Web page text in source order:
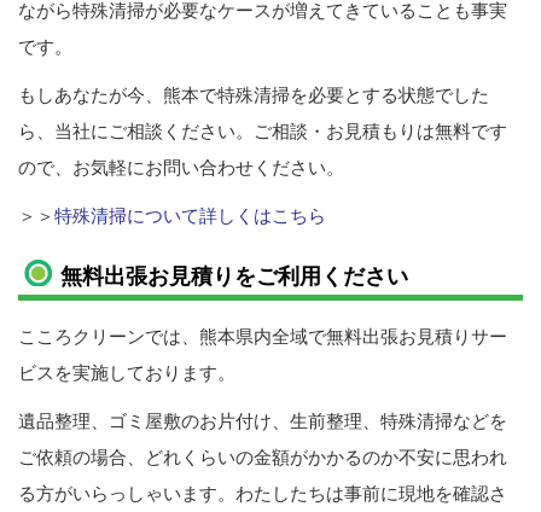
ながら特殊清掃が必要なケースが増えてきていることも事実
です。
もしあなたが今、熊本で特殊清掃を必要とする状態でした
ら、当社にご相談ください。ご相談・お見積もりは無料です
ので、お気軽にお問い合わせください。
＞＞ 特殊清掃について詳しくはこちら
無料出張お見積りをご利用ください
こころクリーンでは、熊本県内全域で無料出張お見積りサー
ビスを実施しております。
遺品整理、ゴミ屋敷のお片付け、生前整理、特殊清掃などを
ご依頼の場合、どれくらいの金額がかかるのか不安に思われ
る方がいらっしゃいます。わたしたちは事前に現地を確認さ